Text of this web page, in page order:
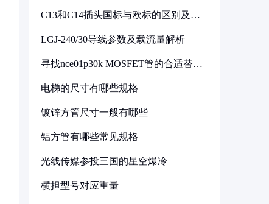
C13和C14插头国标与欧标的区别及其
LGJ-240/30导线参数及载流量解析
寻找nce01p30k MOSFET管的合适替代
电梯的尺寸有哪些规格
镀锌方管尺寸一般有哪些
铝方管有哪些常见规格
光线传媒参投三国的星空爆冷
横担型号对应重量